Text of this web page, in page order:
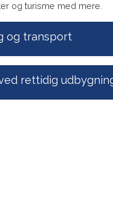
og turisme med mere.
og transport
rettidig